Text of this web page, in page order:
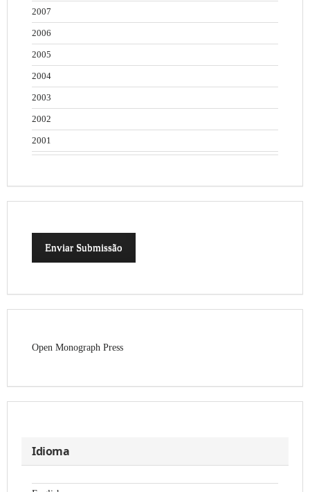
2007
2006
2005
2004
2003
2002
2001
Enviar Submissão
Open Monograph Press
Idioma